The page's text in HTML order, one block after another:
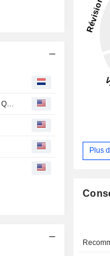
Saudi Basic Industries Corporation Reports Earnings Results for the Second Quarter and Six Months Ended June 30, 2026
Plus